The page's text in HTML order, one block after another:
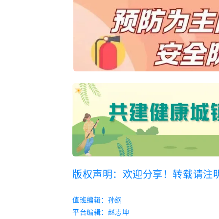
版权声明：欢迎分享！转载请注
值班编辑： 孙纲
平台编辑： 赵志坤